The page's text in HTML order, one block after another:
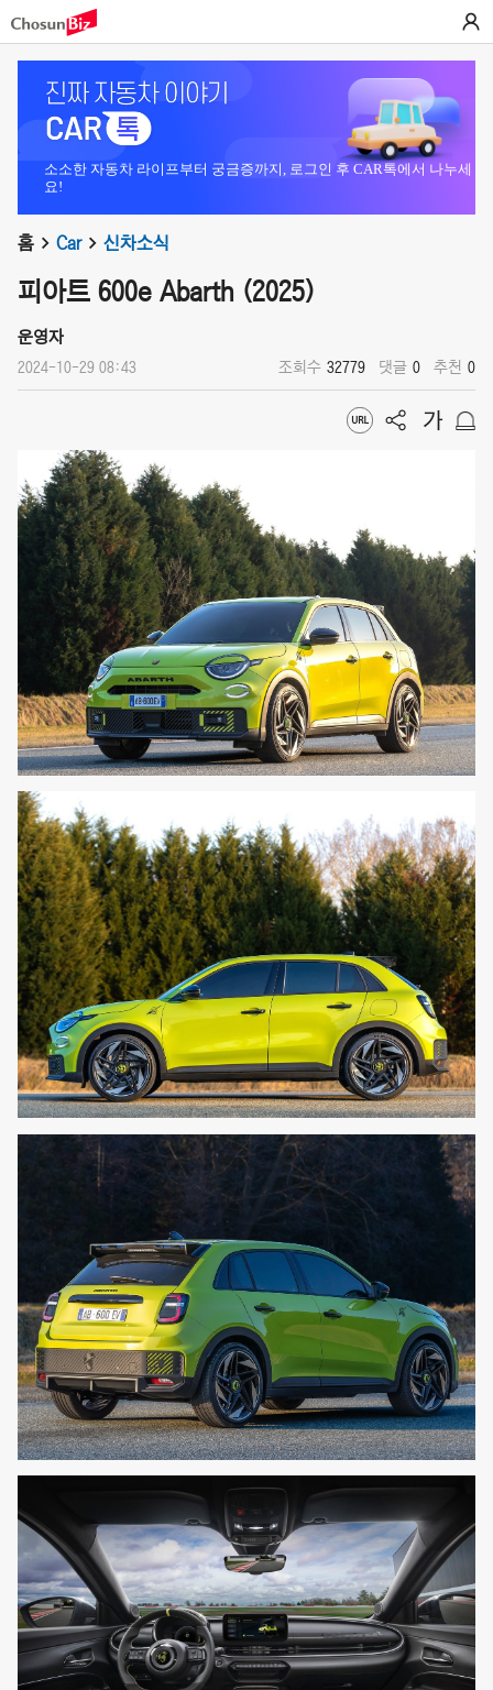
소소한 자동차 라이프부터 궁금증까지, 로그인 후 CAR톡에서 나누세
요!
홈 Car 신차소식
피아트 600e Abarth (2025)
운영자
2024-10-29 08:43 조회수 32779 댓글 0 추천 0